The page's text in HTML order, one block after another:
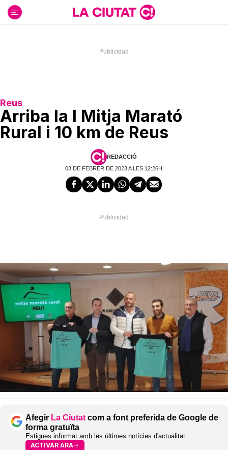
contenido
Reus
Arriba la I Mitja Marató
Rural i 10 km de Reus
REDACCIÓ
03 DE FEBRER DE 2023 A LES 12:26H
Afegir La Ciutat com a font preferida de Google de
forma gratuïta
Estigues informat amb les últimes notícies d'actualitat
ACTIVAR ARA